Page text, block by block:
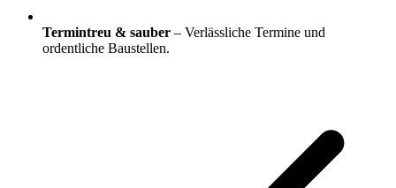
Termintreu & sauber – Verlässliche Termine und
ordentliche Baustellen.